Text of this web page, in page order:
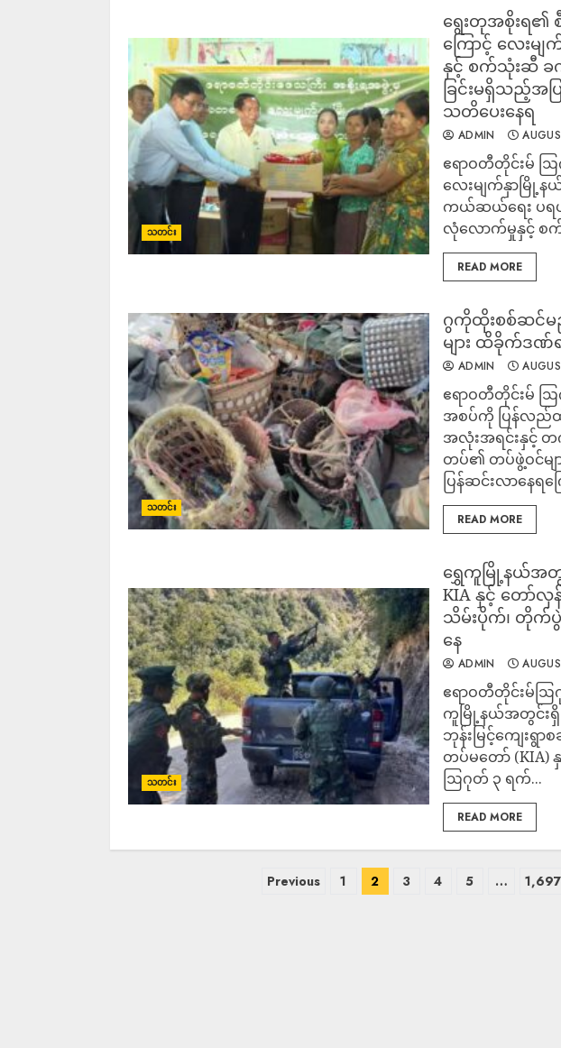
သတင်း
ရွေးတုအစိုးရ၏
ကြောင့် လေးမ
နှင့် စက်သုံးဆီ ခ
ခြင်းမရှိသည့်အ
သတိပေးနေရ
ADMIN
ဧရာဝတီတိုင်းမ်
လေးမျက်နှာမြို့န
ကယ်ဆယ်ရေး ပရ
လုံလောက်မှုနှင့် စက်
READ MORE
သတင်း
ဂွကိုထိုးစစ်ဆ
များ ထိခိုက်ဒဏ်ရ
ADMIN
ဧရာဝတီတိုင်းမ် ‎ဩ
အစပ်ကို ပြန်လည်
အလုံးအရင်းနှင့်
တပ်၏ တပ်ဖွဲ့ဝင်မျာ
ပြန်ဆင်းလာနေရ
READ MORE
သတင်း
ရွှေကူမြို့နယ်အတွ
KIA နှင့် တော်လှန်
သိမ်းပိုက်၊ တိုက်ပွဲ
နေ
ADMIN
ဧရာဝတီတိုင်းမ်‎ဩ
ကူမြို့နယ်အတွင်းရှိ
ဘုန်းမြင့်ကျေးရွ
တပ်မတော် (KIA) နှ
ဩဂုတ် ၃ ရက်...
READ MORE
Previous 1 2 3 4 5 … 1,697